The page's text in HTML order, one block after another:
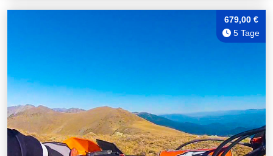
679,00 €
5 Tage